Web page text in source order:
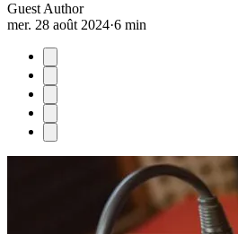
Guest Author
mer. 28 août 2024·6 min